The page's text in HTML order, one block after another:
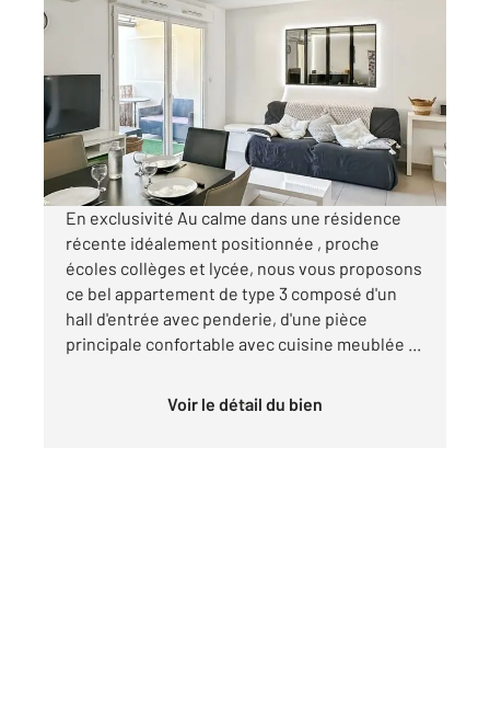
MARSEILLE 13011
54,36 m2, 3 pièces
Appartement T3 à vendre
259 500 €
Visiter le site dédié
En exclusivité Au calme dans une résidence
récente idéalement positionnée , proche
écoles collèges et lycée, nous vous proposons
ce bel appartement de type 3 composé d'un
hall d'entrée avec penderie, d'une pièce
principale confortable avec cuisine meublée ...
Voir le détail du bien